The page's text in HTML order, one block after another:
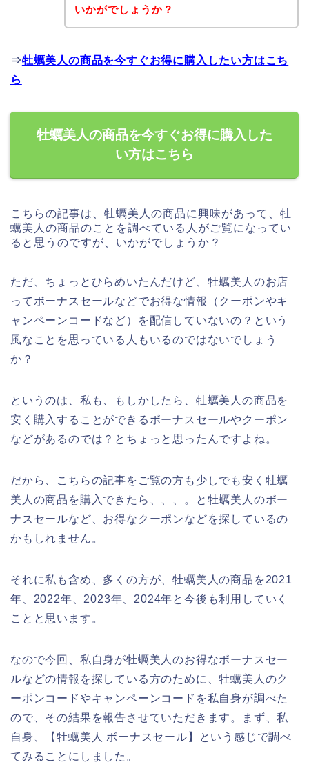
いかがでしょうか？
⇒牡蠣美人の商品を今すぐお得に購入したい方はこち
ら
牡蠣美人の商品を今すぐお得に購入した
い方はこちら
こちらの記事は、牡蠣美人の商品に興味があって、牡
蠣美人の商品のことを調べている人がご覧になってい
ると思うのですが、いかがでしょうか？
ただ、ちょっとひらめいたんだけど、牡蠣美人のお店
ってボーナスセールなどでお得な情報（クーポンやキ
ャンペーンコードなど）を配信していないの？という
風なことを思っている人もいるのではないでしょう
か？
というのは、私も、もしかしたら、牡蠣美人の商品を
安く購入することができるボーナスセールやクーポン
などがあるのでは？とちょっと思ったんですよね。
だから、こちらの記事をご覧の方も少しでも安く牡蠣
美人の商品を購入できたら、、、。と牡蠣美人のボー
ナスセールなど、お得なクーポンなどを探しているの
かもしれません。
それに私も含め、多くの方が、牡蠣美人の商品を2021
年、2022年、2023年、2024年と今後も利用していく
ことと思います。
なので今回、私自身が牡蠣美人のお得なボーナスセー
ルなどの情報を探している方のために、牡蠣美人のク
ーポンコードやキャンペーンコードを私自身が調べた
ので、その結果を報告させていただきます。まず、私
自身、【牡蠣美人 ボーナスセール】という感じで調べ
てみることにしました。